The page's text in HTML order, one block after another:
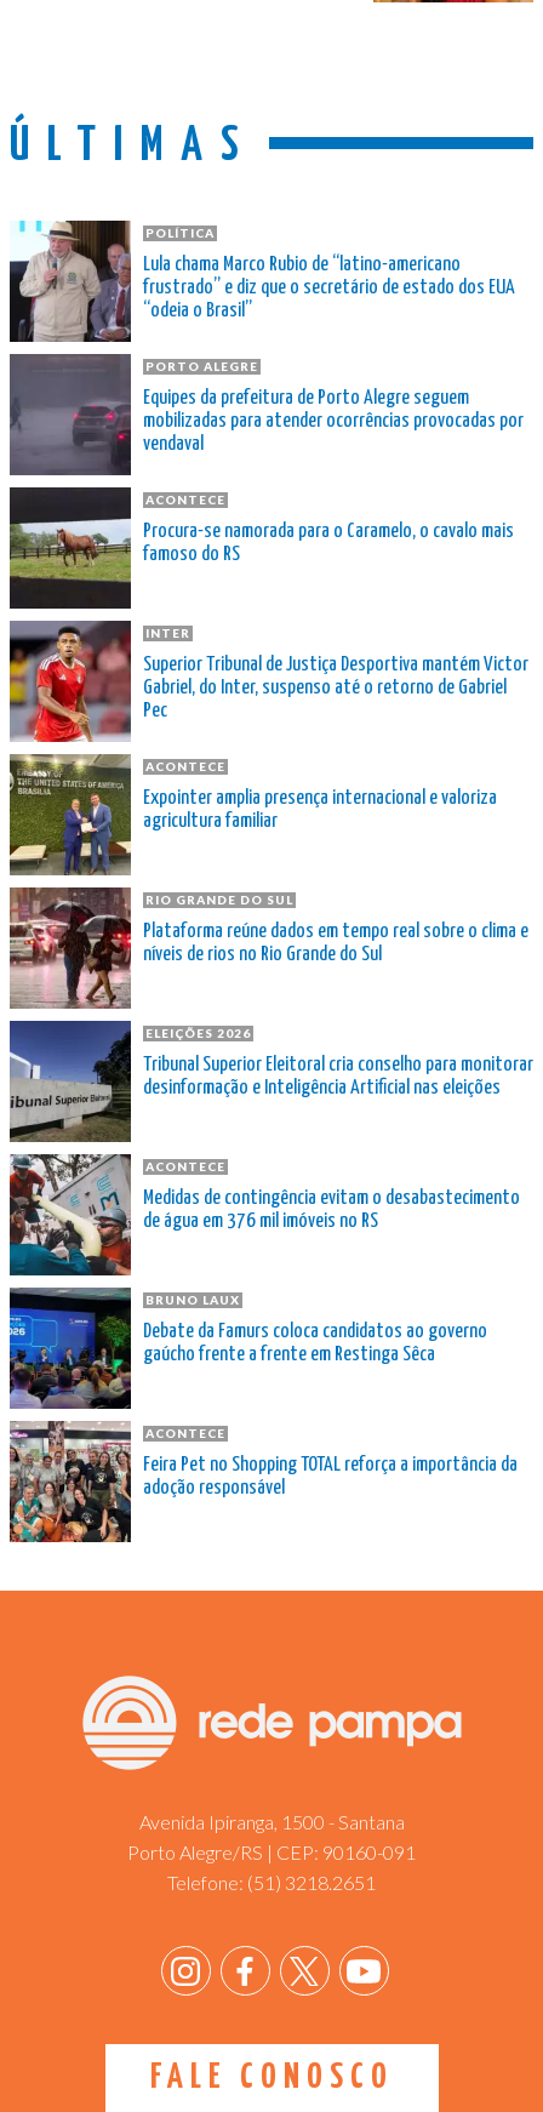
ÚLTIMAS
POLÍTICA
Lula chama Marco Rubio de “latino-americano
frustrado” e diz que o secretário de estado dos EUA
“odeia o Brasil”
PORTO ALEGRE
Equipes da prefeitura de Porto Alegre seguem
mobilizadas para atender ocorrências provocadas por
vendaval
ACONTECE
Procura-se namorada para o Caramelo, o cavalo mais
famoso do RS
INTER
Superior Tribunal de Justiça Desportiva mantém Victor
Gabriel, do Inter, suspenso até o retorno de Gabriel
Pec
ACONTECE
Expointer amplia presença internacional e valoriza
agricultura familiar
RIO GRANDE DO SUL
Plataforma reúne dados em tempo real sobre o clima e
níveis de rios no Rio Grande do Sul
ELEIÇÕES 2026
Tribunal Superior Eleitoral cria conselho para monitorar
desinformação e Inteligência Artificial nas eleições
ACONTECE
Medidas de contingência evitam o desabastecimento
de água em 376 mil imóveis no RS
BRUNO LAUX
Debate da Famurs coloca candidatos ao governo
gaúcho frente a frente em Restinga Sêca
ACONTECE
Feira Pet no Shopping TOTAL reforça a importância da
adoção responsável
Avenida Ipiranga, 1500 - Santana
Porto Alegre/RS | CEP: 90160-091
Telefone: (51) 3218.2651
FALE CONOSCO